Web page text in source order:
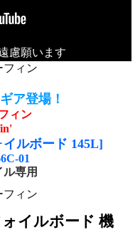
慮願います
ア登場！
ィン
ルボード 145L]
01
専用
イルボード 機